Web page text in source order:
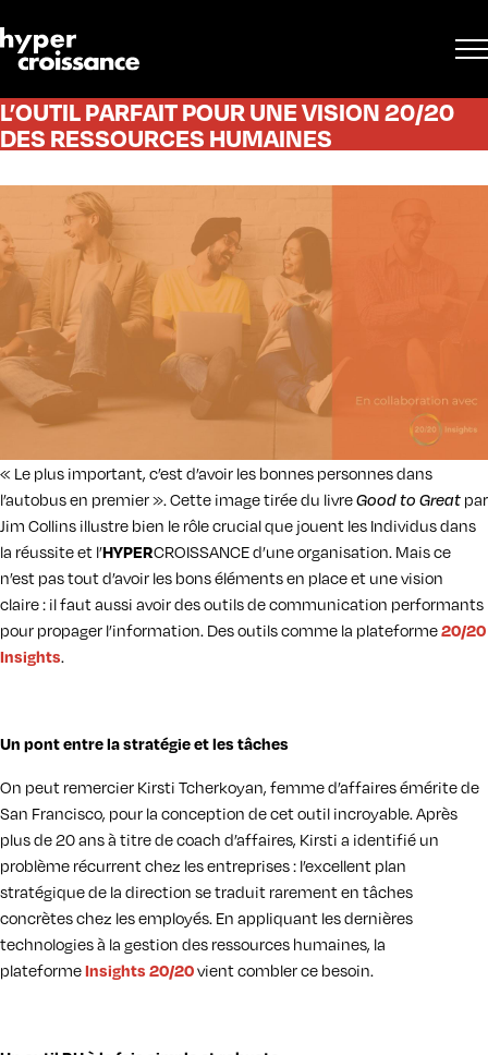
L’OUTIL PARFAIT POUR UNE VISION 20/20
DES RESSOURCES HUMAINES
« Le plus important, c’est d’avoir les bonnes personnes dans
l’autobus en premier ». Cette image tirée du livreGood to Great par
Jim Collins illustre bien le rôle crucial que jouent les Individus dans
la réussite et l’HYPERCROISSANCE d’une organisation. Mais ce
n’est pas tout d’avoir les bons éléments en place et une vision
claire : il faut aussi avoir des outils de communication performants
pour propager l’information. Des outils comme la plateforme20/20
Insights.
Un pont entre la stratégie et les tâches
On peut remercier Kirsti Tcherkoyan, femme d’affaires émérite de
San Francisco, pour la conception de cet outil incroyable. Après
plus de 20 ans à titre de coach d’affaires, Kirsti a identifié un
problème récurrent chez les entreprises : l’excellent plan
stratégique de la direction se traduit rarement en tâches
concrètes chez les employés. En appliquant les dernières
technologies à la gestion des ressources humaines, la
plateformeInsights 20/20vient combler ce besoin.